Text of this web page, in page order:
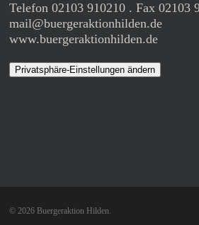
Telefon 02103 910210 . Fax 02103
mail@buergeraktionhilden.de
www.buergeraktionhilden.de
Privatsphäre-Einstellungen ändern
© 2026 Buergeraktion Hilden.